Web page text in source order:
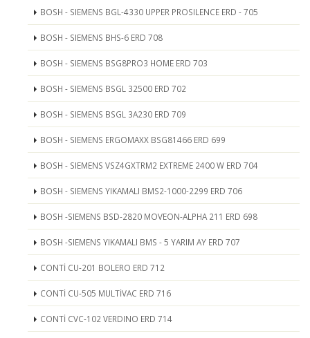
BOSH - SIEMENS BGL-4330 UPPER PROSILENCE ERD - 705
BOSH - SIEMENS BHS-6 ERD 708
BOSH - SIEMENS BSG8PRO3 HOME ERD 703
BOSH - SIEMENS BSGL 32500 ERD 702
BOSH - SIEMENS BSGL 3A230 ERD 709
BOSH - SIEMENS ERGOMAXX BSG81466 ERD 699
BOSH - SIEMENS VSZ4GXTRM2 EXTREME 2400 W ERD 704
BOSH - SIEMENS YIKAMALI BMS2-1000-2299 ERD 706
BOSH -SIEMENS BSD-2820 MOVEON-ALPHA 211 ERD 698
BOSH -SIEMENS YIKAMALI BMS - 5 YARIM AY ERD 707
CONTİ CU-201 BOLERO ERD 712
CONTİ CU-505 MULTİVAC ERD 716
CONTİ CVC-102 VERDINO ERD 714